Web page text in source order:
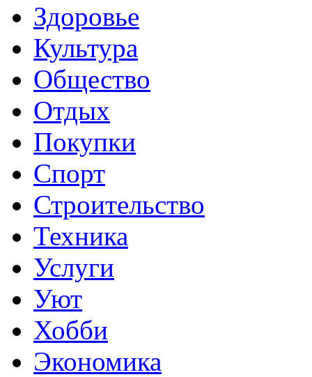
Здоровье
Культура
Общество
Отдых
Покупки
Спорт
Строительство
Техника
Услуги
Уют
Хобби
Экономика